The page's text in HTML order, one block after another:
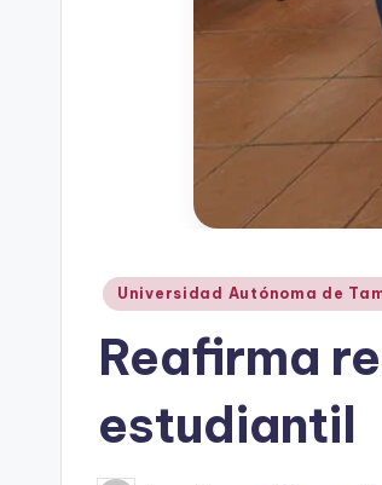
Publicado
Universidad Autónoma de
Reafirma
estudiantil